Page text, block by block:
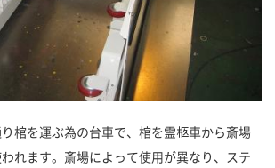
棺を運ぶ為の台車で、棺を霊柩車から斎場
れます。斎場によって使用が異なり、ステ